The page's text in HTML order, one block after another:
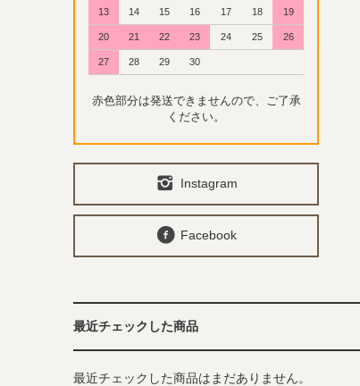
13 14 15 16 17 18 19
20 21 22 23 24 25 26
27 28 29 30
赤色部分は発送できませんので、ご了承
ください。
Instagram
Facebook
最近チェックした商品
最近チェックした商品はまだありません。